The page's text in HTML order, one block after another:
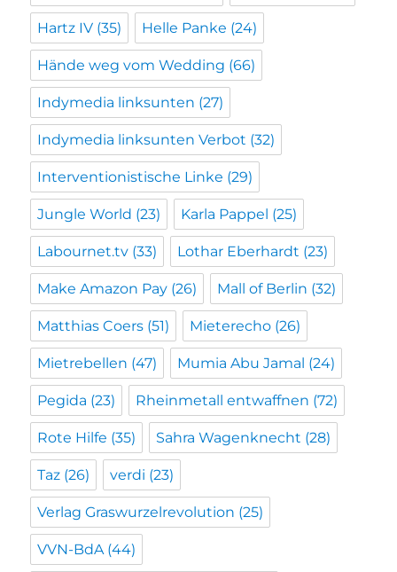
Hartz IV (35) Helle Panke (24)
Hände weg vom Wedding (66)
Indymedia linksunten (27)
Indymedia linksunten Verbot (32)
Interventionistische Linke (29)
Jungle World (23) Karla Pappel (25)
Labournet.tv (33) Lothar Eberhardt (23)
Make Amazon Pay (26) Mall of Berlin (32)
Matthias Coers (51) Mieterecho (26)
Mietrebellen (47) Mumia Abu Jamal (24)
Pegida (23) Rheinmetall entwaffnen (72)
Rote Hilfe (35) Sahra Wagenknecht (28)
Taz (26) verdi (23)
Verlag Graswurzelrevolution (25)
VVN-BdA (44)